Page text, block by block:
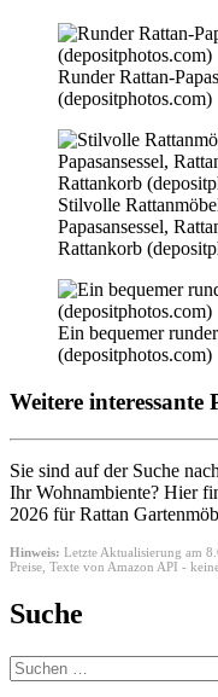
Runder Rattan-
(depositphotos.com)
Stilvolle
Papasansessel,
Rattankorb
Ein bequemer
(depositphotos.com)
Weitere interessante
Sie sind auf der Suche
Ihr Wohnambiente? Hier
2026 für Rattan
Hinweis: Letzte Aktualisierung am
Preise, Texte von Amazon API -
Suche
Suchen
nach: